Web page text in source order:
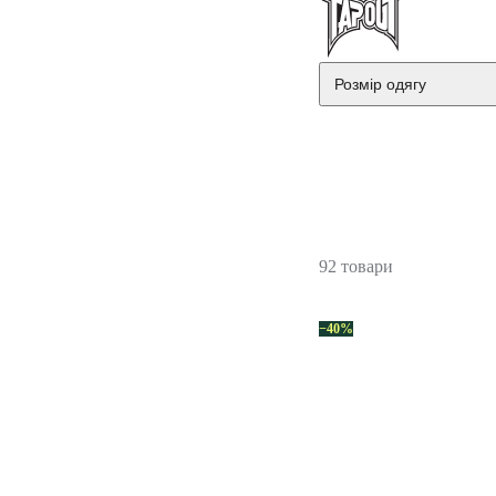
Розмір одягу
92 товари
−40%